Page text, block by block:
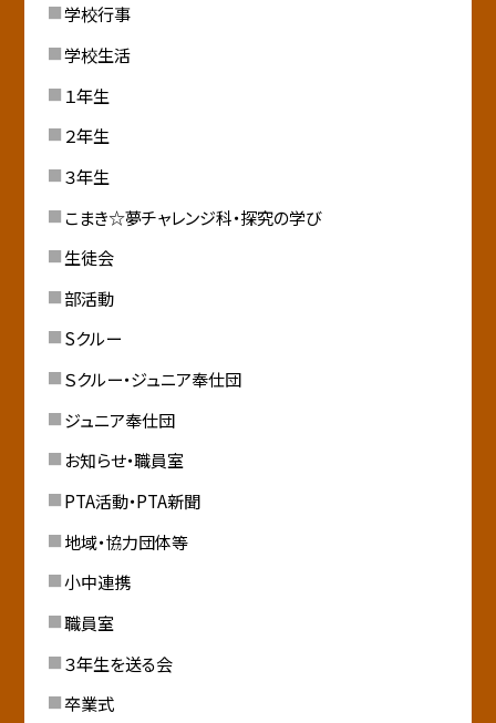
学校行事
学校生活
１年生
２年生
３年生
こまき☆夢チャレンジ科・探究の学び
生徒会
部活動
Sクルー
Ｓクルー・ジュニア奉仕団
ジュニア奉仕団
お知らせ・職員室
PTA活動・PTA新聞
地域・協力団体等
小中連携
職員室
３年生を送る会
卒業式